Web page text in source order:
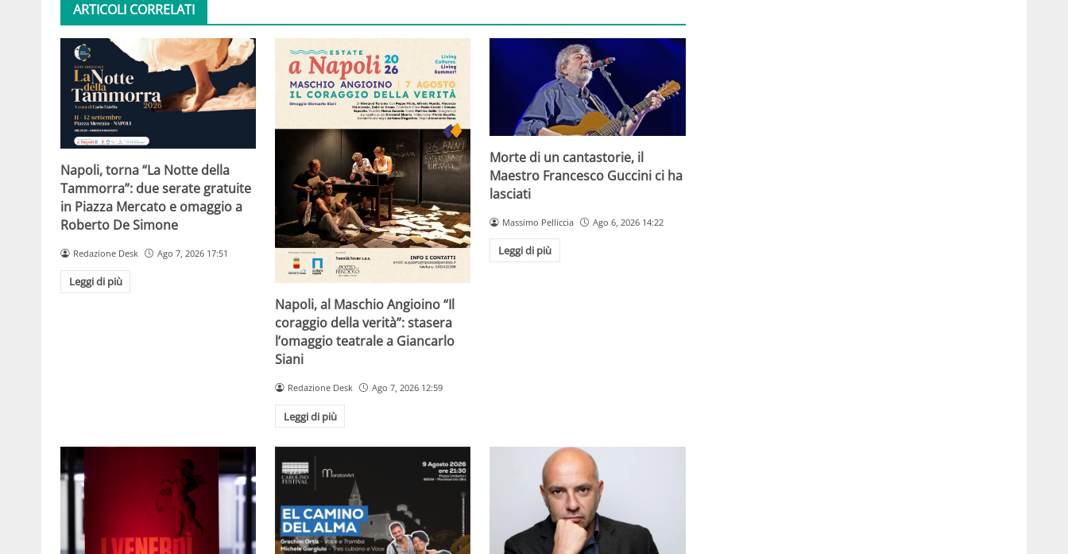
ARTICOLI CORRELATI
Napoli, torna “La Notte della
Tammorra”: due serate gratuite
in Piazza Mercato e omaggio a
Roberto De Simone
Redazione Desk Ago 7, 2026 17:51
Leggi di più
Napoli, al Maschio Angioino “Il
coraggio della verità”: stasera
l’omaggio teatrale a Giancarlo
Siani
Redazione Desk Ago 7, 2026 12:59
Leggi di più
Morte di un cantastorie, il
Maestro Francesco Guccini ci ha
lasciati
Massimo Pelliccia Ago 6, 2026 14:22
Leggi di più